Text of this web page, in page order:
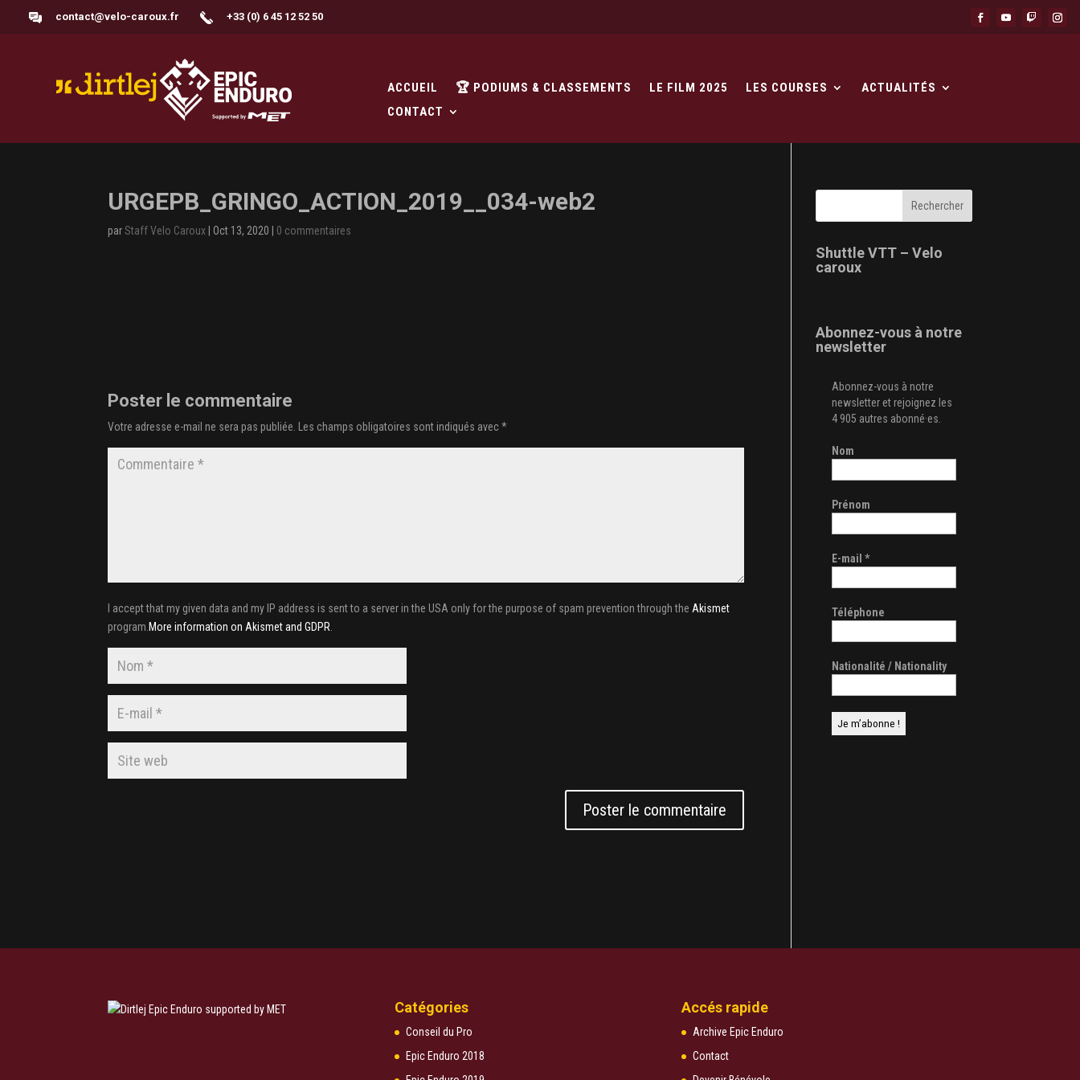
contact@velo-caroux.fr +33 (0) 6 45 12 52 50
ACCUEIL 🏆 PODIUMS & CLASSEMENTS LE FILM 2025 LES COURSES
ACTUALITÉS
CONTACT
URGEPB_GRINGO_ACTION_2019__034-web2
parStaff Velo Caroux Oct 13, 2020 0 commentaires
Poster le commentaire
Votre adresse e-mail ne sera pas publiée. Les champs obligatoires sont indiqués avec*
I accept that my given data and my IP address is sent to a server in the USA only for the purpose of spam prevention through theAkismet
program.More information on Akismet and GDPR.
Shuttle VTT – Velo
caroux
Abonnez-vous à notre
newsletter
Abonnez-vous à notre
newsletter et rejoignez les
4 905 autres abonné·es.
Nom
Prénom
E-mail*
Téléphone
Nationalité / Nationality
Catégories
Conseil du Pro
Epic Enduro 2018
Accés rapide
Archive Epic Enduro
Contact